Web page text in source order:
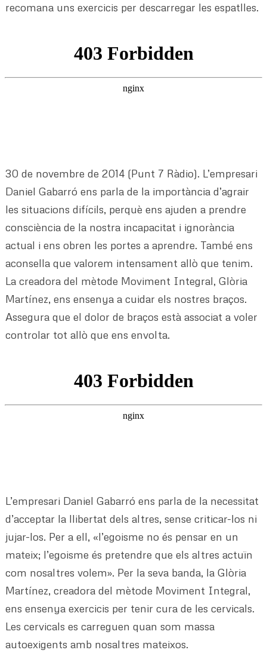
recomana uns exercicis per descarregar les espatlles.
30 de novembre de 2014 (Punt 7 Ràdio). L’empresari
Daniel Gabarró ens parla de la importància d’agrair
les situacions difícils, perquè ens ajuden a prendre
consciència de la nostra incapacitat i ignorància
actual i ens obren les portes a aprendre. També ens
aconsella que valorem intensament allò que tenim.
La creadora del mètode Moviment Integral, Glòria
Martínez, ens ensenya a cuidar els nostres braços.
Assegura que el dolor de braços està associat a voler
controlar tot allò que ens envolta.
L’empresari Daniel Gabarró ens parla de la necessitat
d’acceptar la llibertat dels altres, sense criticar-los ni
jujar-los. Per a ell, «l’egoisme no és pensar en un
mateix; l’egoisme és pretendre que els altres actuïn
com nosaltres volem». Per la seva banda, la Glòria
Martínez, creadora del mètode Moviment Integral,
ens ensenya exercicis per tenir cura de les cervicals.
Les cervicals es carreguen quan som massa
autoexigents amb nosaltres mateixos.